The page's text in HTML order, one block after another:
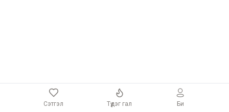
Сэтгэл Түүдэг гал Би